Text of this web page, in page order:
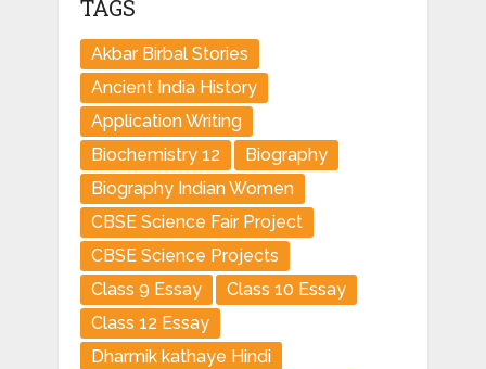
TAGS
Akbar Birbal Stories
Ancient India History
Application Writing
Biochemistry 12
Biography
Biography Indian Women
CBSE Science Fair Project
CBSE Science Projects
Class 9 Essay
Class 10 Essay
Class 12 Essay
Dharmik kathaye Hindi